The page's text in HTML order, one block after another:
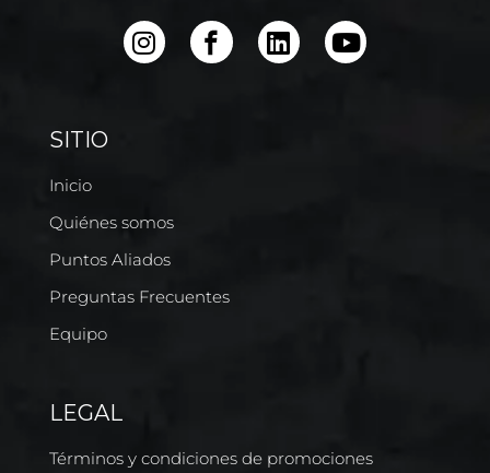
SITIO
Inicio
Quiénes somos
Puntos Aliados
Preguntas Frecuentes
Equipo
LEGAL
Términos y condiciones de promociones